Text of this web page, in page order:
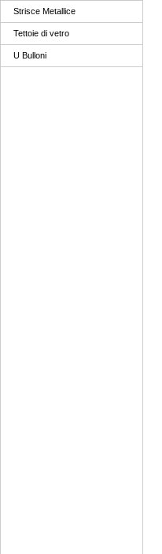
Strisce Metallice
Tettoie di vetro
U Bulloni